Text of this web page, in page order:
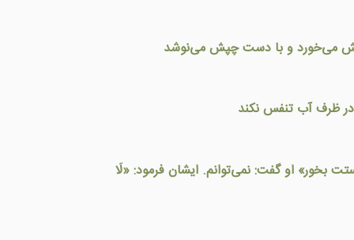
می‌خورد و با دست چپش می‌نوشد
در ظرف آب تنفس نکند
بخور» او گفت: نمی‌توانم. ایشان فرمود: «لَا